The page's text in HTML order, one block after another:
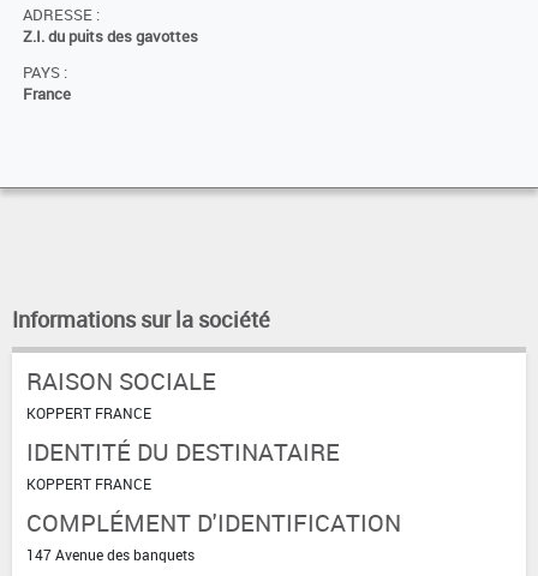
ADRESSE :
Z.I. du puits des gavottes
PAYS :
France
Informations sur la société
RAISON SOCIALE
KOPPERT FRANCE
IDENTITÉ DU DESTINATAIRE
KOPPERT FRANCE
COMPLÉMENT D'IDENTIFICATION
147 Avenue des banquets